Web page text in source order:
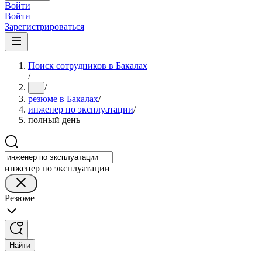
Войти
Войти
Зарегистрироваться
Поиск сотрудников в Бакалах
/
... /
резюме в Бакалах/
инженер по эксплуатации/
полный день
инженер по эксплуатации
Резюме
Найти